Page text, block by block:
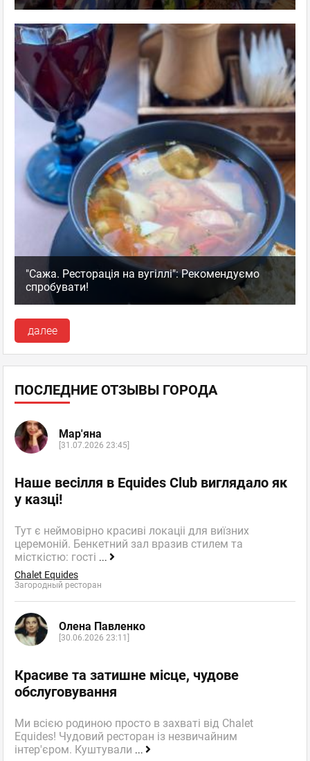
"Сажа. Ресторація на вугіллі": Рекомендуємо
спробувати!
далее
ПОСЛЕДНИЕ ОТЗЫВЫ ГОРОДА
Мар'яна
[31.07.2026 23:45]
Наше весілля в Equides Club виглядало як
у казці!
Тут є неймовірно красиві локаціі для виїзних
церемоній. Бенкетний зал вразив стилем та
місткістю: гості ...
Chalet Equides
Загородный ресторан
Олена Павленко
[30.06.2026 23:11]
Красиве та затишне місце, чудове
обслуговування
Ми всією родиною просто в захваті від Chalet
Equides! Чудовий ресторан із незвичайним
інтер'єром. Куштували ...